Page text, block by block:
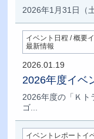
2026年1月31日（
イベント日程 / 概要
最新情報
2026.01.19
2026年度イベ
2026年度の「Ｋト
ゴ...
イベントレポートイ